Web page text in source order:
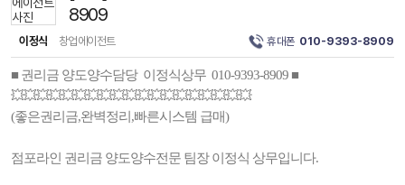
8909
이정식 창업에이전트 휴대폰 010-9393-8909
■ 권리금 양도양수담당 이정식상무 010-9393-8909 ■
💥💥💥💥💥💥💥💥💥💥💥💥💥💥💥💥💥💥💥
(좋은권리금,완벽정리,빠른시스템 급매)
점포라인 권리금 양도양수전문 팀장 이정식 상무입니다.